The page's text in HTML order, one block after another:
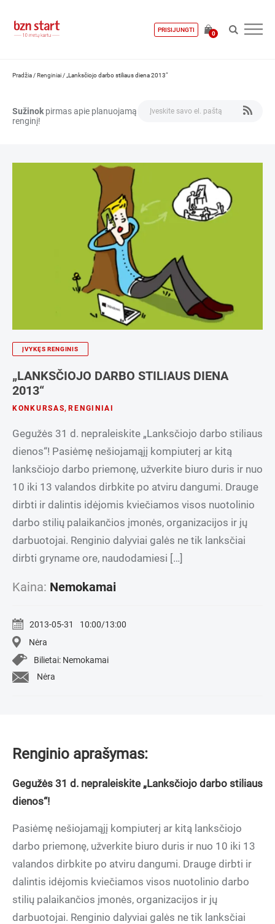
PRISIJUNGTI
0
Pradžia /Renginiai / „Lanksčiojo darbo stiliaus diena 2013“
Sužinok pirmas apie planuojamą
renginį!
ĮVYKĘS RENGINIS
„LANKSČIOJO DARBO STILIAUS DIENA
2013“
KONKURSAS, RENGINIAI
Gegužės 31 d. nepraleiskite „Lanksčiojo darbo stiliaus
dienos“! Pasiėmę nešiojamąjį kompiuterį ar kitą
lanksčiojo darbo priemonę, užverkite biuro duris ir nuo
10 iki 13 valandos dirbkite po atviru dangumi. Drauge
dirbti ir dalintis idėjomis kviečiamos visos nuotolinio
darbo stilių palaikančios įmonės, organizacijos ir jų
darbuotojai. Renginio dalyviai galės ne tik lanksčiai
dirbti gryname ore, naudodamiesi […]
Kaina: Nemokamai
2013-05-31
10:00/13:00
Nėra
Bilietai: Nemokamai
Nėra
Renginio aprašymas:
Gegužės 31 d. nepraleiskite „Lanksčiojo darbo stiliaus
dienos“!
Pasiėmę nešiojamąjį kompiuterį ar kitą lanksčiojo
darbo priemonę, užverkite biuro duris ir nuo 10 iki 13
valandos dirbkite po atviru dangumi. Drauge dirbti ir
dalintis idėjomis kviečiamos visos nuotolinio darbo
stilių palaikančios įmonės, organizacijos ir jų
darbuotojai. Renginio dalyviai galės ne tik lanksčiai